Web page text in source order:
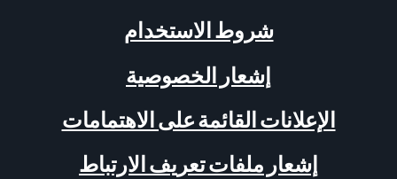
شروط الاستخدام
إشعار الخصوصية
الإعلانات القائمة على الاهتمامات
إشعار ملفات تعريف الارتباط